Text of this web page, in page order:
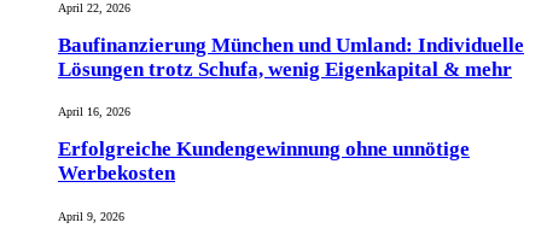
April 22, 2026
Baufinanzierung München und Umland: Individuelle
Lösungen trotz Schufa, wenig Eigenkapital & mehr
April 16, 2026
Erfolgreiche Kundengewinnung ohne unnötige
Werbekosten
April 9, 2026